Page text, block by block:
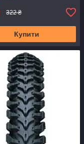
322 ₴
Купити